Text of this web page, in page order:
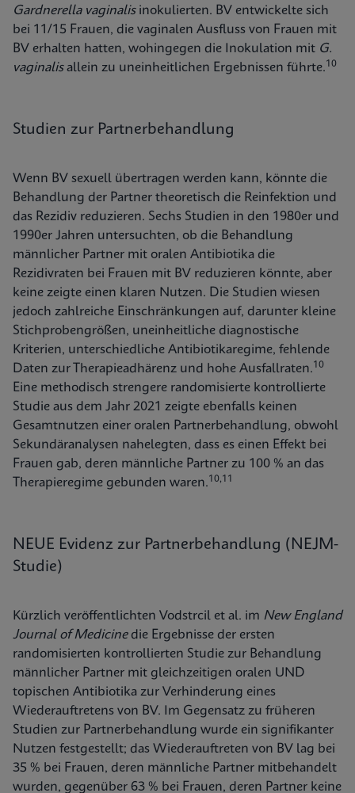
Gardnerella vaginalisinokulierten. BV entwickelte sich
bei 11/15 Frauen, die vaginalen Ausfluss von Frauen mit
BV erhalten hatten, wohingegen die Inokulation mit G.
vaginalisallein zu uneinheitlichen Ergebnissen führte.10
Studien zur Partnerbehandlung
Wenn BV sexuell übertragen werden kann, könnte die
Behandlung der Partner theoretisch die Reinfektion und
das Rezidiv reduzieren. Sechs Studien in den 1980er und
1990er Jahren untersuchten, ob die Behandlung
männlicher Partner mit oralen Antibiotika die
Rezidivraten bei Frauen mit BV reduzieren könnte, aber
keine zeigte einen klaren Nutzen. Die Studien wiesen
jedoch zahlreiche Einschränkungen auf, darunter kleine
Stichprobengrößen, uneinheitliche diagnostische
Kriterien, unterschiedliche Antibiotikaregime, fehlende
Daten zur Therapieadhärenz und hohe Ausfallraten.10
Eine methodisch strengere randomisierte kontrollierte
Studie aus dem Jahr 2021 zeigte ebenfalls keinen
Gesamtnutzen einer oralen Partnerbehandlung, obwohl
Sekundäranalysen nahelegten, dass es einen Effekt bei
Frauen gab, deren männliche Partner zu 100 % an das
Therapieregime gebunden waren.10,11
NEUE Evidenz zur Partnerbehandlung (NEJM-
Studie)
Kürzlich veröffentlichten Vodstrcil et al. im New England
Journal of Medicinedie Ergebnisse der ersten
randomisierten kontrollierten Studie zur Behandlung
männlicher Partner mit gleichzeitigen oralen UND
topischen Antibiotika zur Verhinderung eines
Wiederauftretens von BV. Im Gegensatz zu früheren
Studien zur Partnerbehandlung wurde ein signifikanter
Nutzen festgestellt; das Wiederauftreten von BV lag bei
35 % bei Frauen, deren männliche Partner mitbehandelt
wurden, gegenüber 63 % bei Frauen, deren Partner keine